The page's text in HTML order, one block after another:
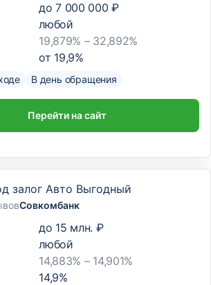
до 7 000 000 ₽
любой
19,879% – 32,892%
от 19,9%
В день обращения
Перейти на сайт
залог Авто Выгодный
Совкомбанк
до 15 млн. ₽
любой
14,883% – 14,901%
14,9%